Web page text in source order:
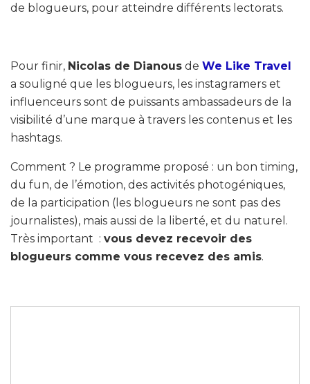
de blogueurs, pour atteindre différents lectorats.
Pour finir, Nicolas de Dianous de We Like Travel
a souligné que les blogueurs, les instagramers et
influenceurs sont de puissants ambassadeurs de la
visibilité d’une marque à travers les contenus et les
hashtags.
Comment ? Le programme proposé : un bon timing,
du fun, de l’émotion, des activités photogéniques,
de la participation (les blogueurs ne sont pas des
journalistes), mais aussi de la liberté, et du naturel.
Très important : vous devez recevoir des
blogueurs comme vous recevez des amis.